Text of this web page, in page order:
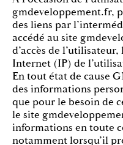
gmdeveloppement.fr,
des liens par
accédé au site
d’accès de
Internet (IP) de
En tout état de cause
des informations
que pour le besoin de
le site
informations en toute
notamment lorsqu’il